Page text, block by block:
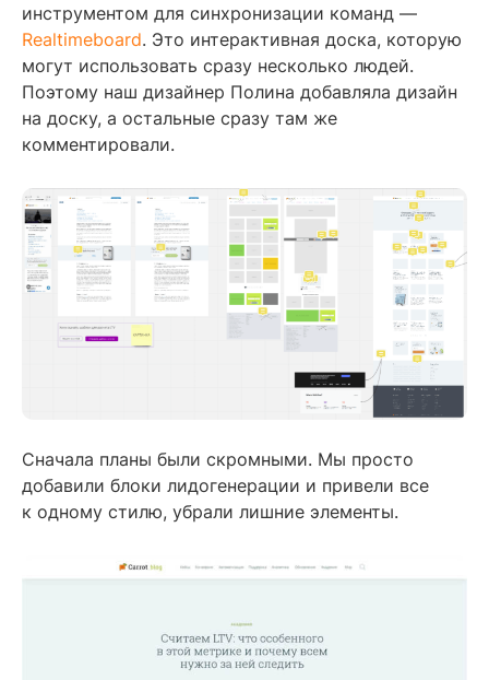
инструментом для синхронизации команд —
Realtimeboard. Это интерактивная доска, которую
могут использовать сразу несколько людей.
Поэтому наш дизайнер Полина добавляла дизайн
на доску, а остальные сразу там же
комментировали.
Сначала планы были скромными. Мы просто
добавили блоки лидогенерации и привели все
к одному стилю, убрали лишние элементы.